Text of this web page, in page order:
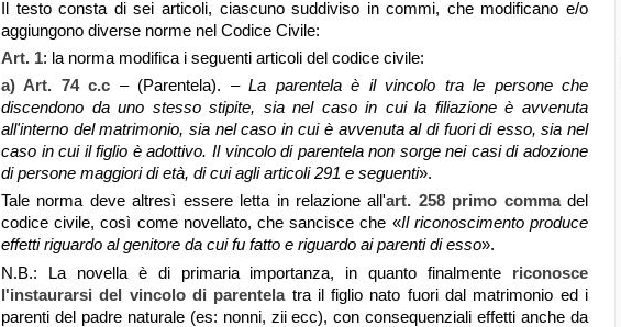
Il testo consta di sei articoli, ciascuno suddiviso in commi, che modificano e/o
aggiungono diverse norme nel Codice Civile:
Art. 1: la norma modifica i seguenti articoli del codice civile:
a)Art. 74 c.c – (Parentela). –La parentela è il vincolo tra le persone che
discendono da uno stesso stipite, sia nel caso in cui la filiazione è avvenuta
all'interno del matrimonio, sia nel caso in cui è avvenuta al di fuori di esso, sia nel
caso in cui il figlio è adottivo. Il vincolo di parentela non sorge nei casi di adozione
di persone maggiori di età, di cui agli articoli 291 e seguenti».
Tale norma deve altresì essere letta in relazione all'art. 258 primo commadel
codice civile, così come novellato, che sancisce che «Il riconoscimento produce
effetti riguardo al genitore da cui fu fatto e riguardo ai parenti di esso».
N.B.: La novella è di primaria importanza, in quanto finalmente riconosce
l'instaurarsi del vincolo di parentelatra il figlio nato fuori dal matrimonio ed i
parenti del padre naturale (es: nonni, zii ecc), con consequenziali effetti anche da